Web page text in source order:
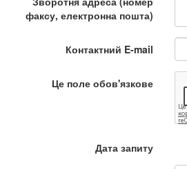
факсу, електронна пошта)
Контактний E-mail
Це поле обов'язкове
Дата запиту